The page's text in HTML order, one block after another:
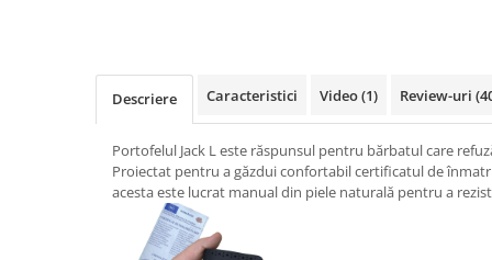
Descriere Caracteristici Video(1) Review-uri
Portofelul Jack L este răspunsul pentru bărbatul care
Proiectat pentru a găzdui confortabil certificatul de
acesta este lucrat manual din piele naturală pentru a